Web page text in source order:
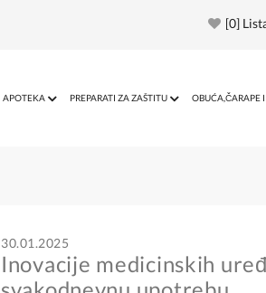
[0]
APOTEKA PREPARATI ZA ZAŠTITU OBUĆA,ČARAPE I
30.01.2025
Inovacije medicinskih